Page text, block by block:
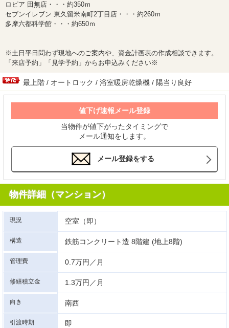
ロピア 田無店・・・約350ｍ
セブンイレブン 東久留米南町2丁目店・・・約260ｍ
多摩六都科学館・・・約650ｍ
※土日平日問わず現地へのご案内や、資金計画表の作成相談できます。
「来店予約」「見学予約」からお申込みください※
最上階 / オートロック / 浴室暖房乾燥機 / 陽当り良好
値下げ速報メール登録
当物件が値下がったタイミングで
メール通知をします。
メール登録をする
物件詳細（マンション）
現況 空室（即）
構造 鉄筋コンクリート造 8階建 (地上8階)
管理費 0.7万円／月
修繕積立金 1.3万円／月
向き 南西
引渡時期 即